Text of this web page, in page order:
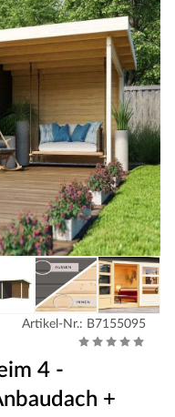
Artikel-Nr.: B7155095
4 -
+